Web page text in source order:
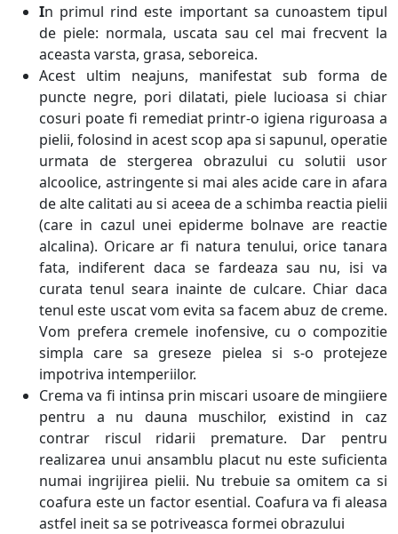
In primul rind este important sa cunoastem tipul
de piele: normala, uscata sau cel mai frecvent la
aceasta varsta, grasa, seboreica.
Acest ultim neajuns, manifestat sub forma de
puncte negre, pori dilatati, piele lucioasa si chiar
cosuri poate fi remediat printr-o igiena riguroasa a
pielii, folosind in acest scop apa si sapunul, operatie
urmata de stergerea obrazului cu solutii usor
alcoolice, astringente si mai ales acide care in afara
de alte calitati au si aceea de a schimba reactia pielii
(care in cazul unei epiderme bolnave are reactie
alcalina). Oricare ar fi natura tenului, orice tanara
fata, indiferent daca se fardeaza sau nu, isi va
curata tenul seara inainte de culcare. Chiar daca
tenul este uscat vom evita sa facem abuz de creme.
Vom prefera cremele inofensive, cu o compozitie
simpla care sa greseze pielea si s-o protejeze
impotriva intemperiilor.
Crema va fi intinsa prin miscari usoare de mingiiere
pentru a nu dauna muschilor, existind in caz
contrar riscul ridarii premature. Dar pentru
realizarea unui ansamblu placut nu este suficienta
numai ingrijirea pielii. Nu trebuie sa omitem ca si
coafura este un factor esential. Coafura va fi aleasa
astfel ineit sa se potriveasca formei obrazului